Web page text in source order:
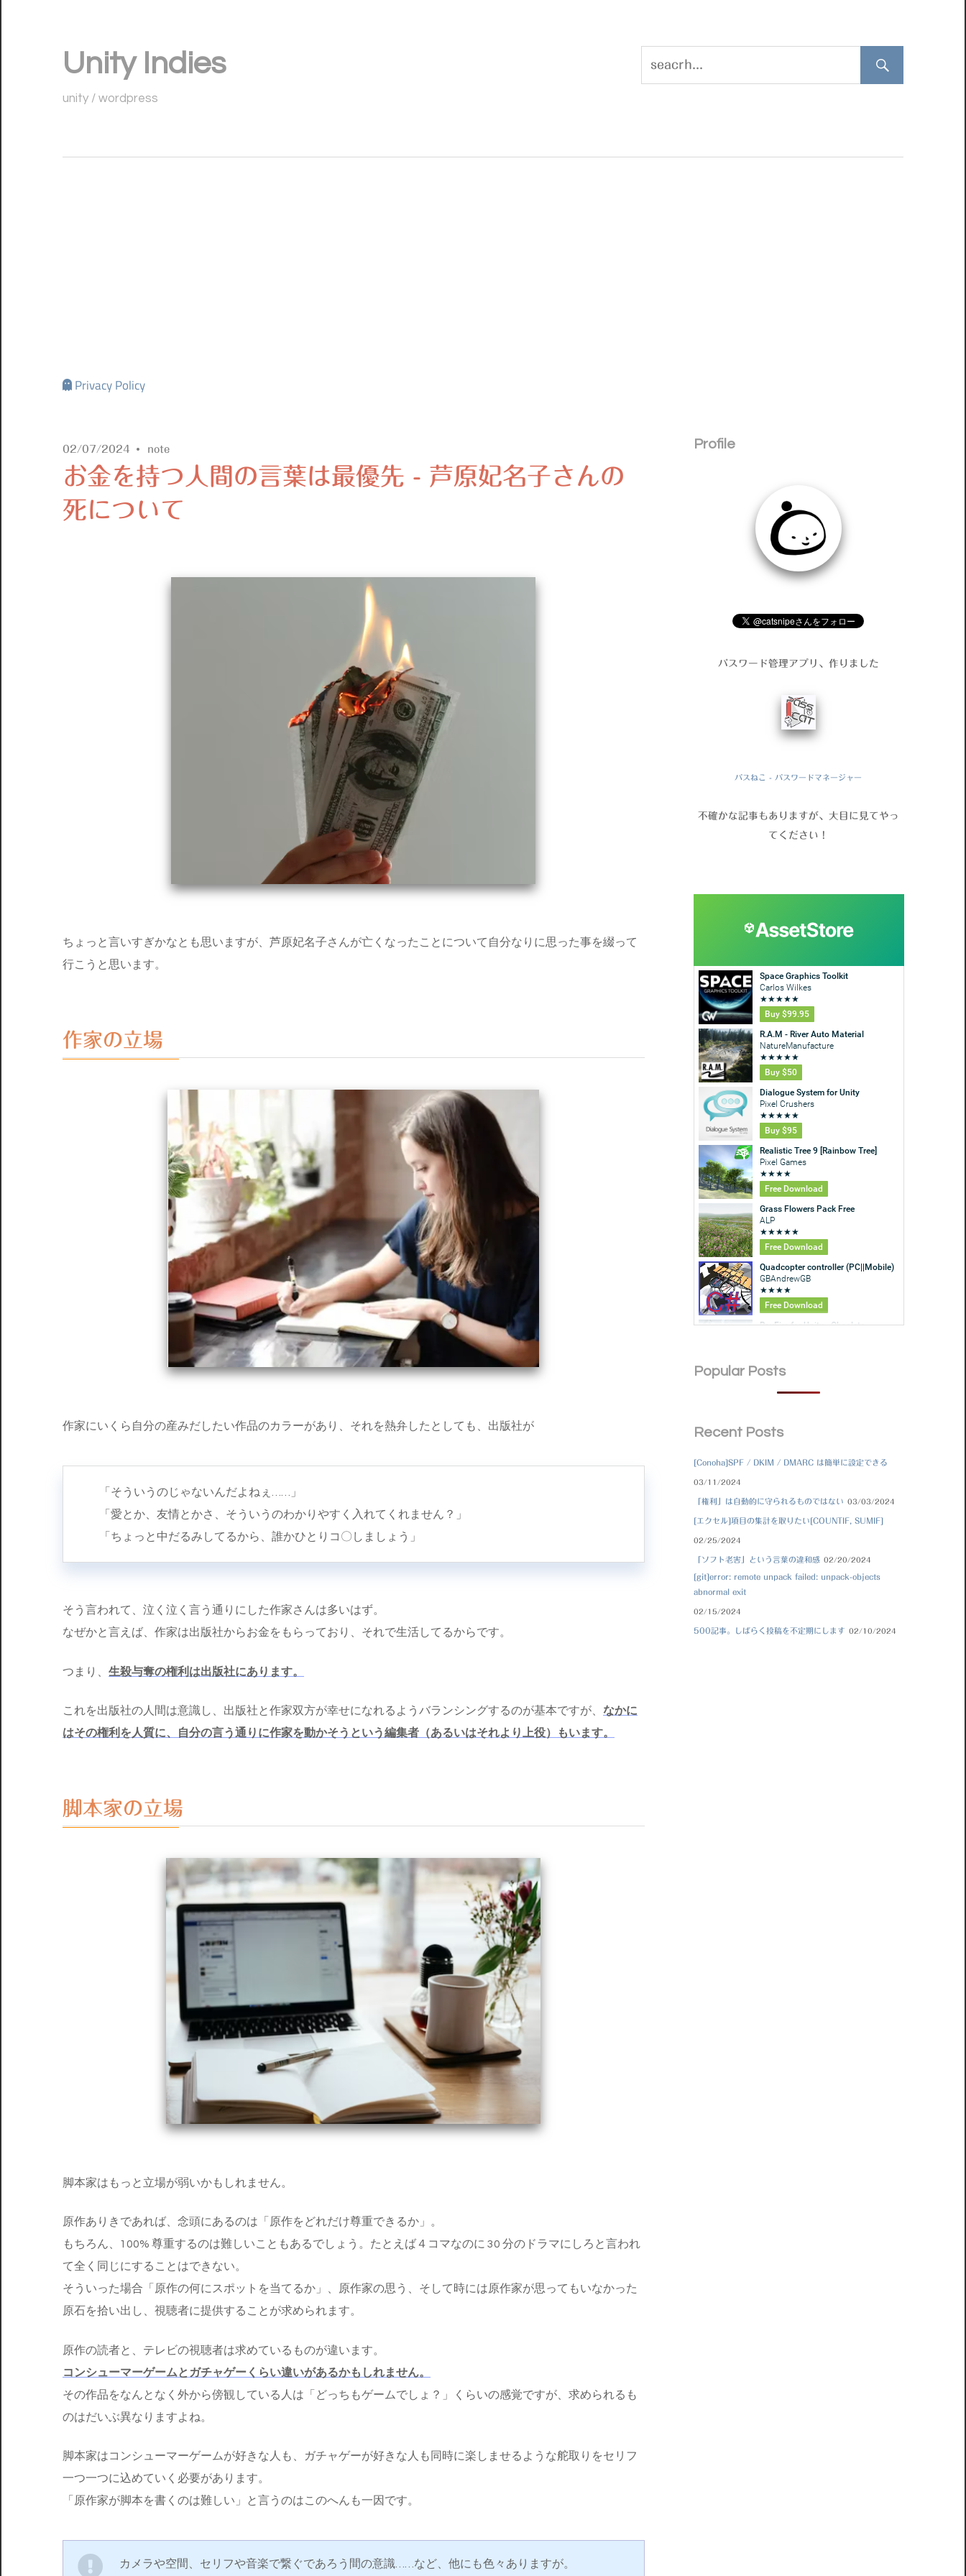
ス
Unity Indies
unity / wordpress
Privacy Policy
02/07/2024 note
お金を持つ人間の言葉は最優先 - 芦原妃名子さんの
死について
ちょっと言いすぎかなとも思いますが、芦原妃名子さんが亡くなったことについて自分なりに思った事を綴って
行こうと思います。
作家の立場
作家にいくら自分の産みだしたい作品のカラーがあり、それを熱弁したとしても、出版社が
「そういうのじゃないんだよねぇ……」
「愛とか、友情とかさ、そういうのわかりやすく入れてくれません？」
「ちょっと中だるみしてるから、誰かひとりコ〇しましょう」
そう言われて、泣く泣く言う通りにした作家さんは多いはず。
なぜかと言えば、作家は出版社からお金をもらっており、それで生活してるからです。
つまり、 生殺与奪の権利は出版社にあります。
これを出版社の人間は意識し、出版社と作家双方が幸せになれるようバランシングするのが基本ですが、 なかに
はその権利を人質に、自分の言う通りに作家を動かそうという編集者（あるいはそれより上役）もいます。
脚本家の立場
脚本家はもっと立場が弱いかもしれません。
原作ありきであれば、念頭にあるのは「原作をどれだけ尊重できるか」。
もちろん、100% 尊重するのは難しいこともあるでしょう。たとえば４コマなのに 30 分のドラマにしろと言われ
て全く同じにすることはできない。
そういった場合「原作の何にスポットを当てるか」、原作家の思う、そして時には原作家が思ってもいなかった
原石を拾い出し、視聴者に提供することが求められます。
原作の読者と、テレビの視聴者は求めているものが違います。
コンシューマーゲームとガチャゲーくらい違いがあるかもしれません。
その作品をなんとなく外から傍観している人は「どっちもゲームでしょ？」くらいの感覚ですが、求められるも
のはだいぶ異なりますよね。
脚本家はコンシューマーゲームが好きな人も、ガチャゲーが好きな人も同時に楽しませるような舵取りをセリフ
一つ一つに込めていく必要があります。
「原作家が脚本を書くのは難しい」と言うのはこのへんも一因です。
カメラや空間、セリフや音楽で繋ぐであろう間の意識……など、他にも色々ありますが。
Profile
パスワード管理アプリ、作りました
パスねこ - パスワードマネージャー
不確かな記事もありますが、大目に見てやっ
てください！
Popular Posts
Recent Posts
[Conoha]SPF / DKIM / DMARC は簡単に設定できる
03/11/2024
「権利」は自動的に守られるものではない 03/03/2024
[エクセル]項目の集計を取りたい[COUNTIF, SUMIF]
02/25/2024
「ソフト老害」という言葉の違和感 02/20/2024
[git]error: remote unpack failed: unpack-objects
abnormal exit
02/15/2024
500記事。しばらく投稿を不定期にします 02/10/2024